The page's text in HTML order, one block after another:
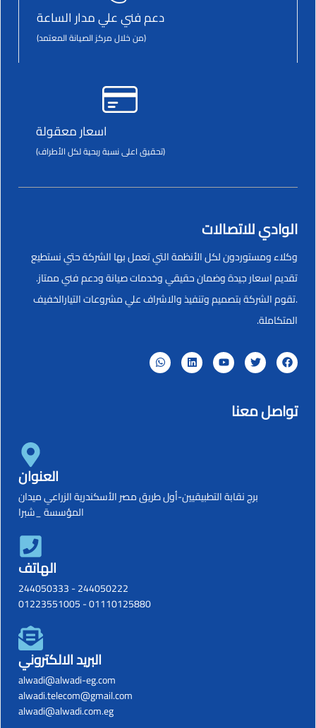
دعم فني علي مدار الساعة
(من خلال مركز الصيانة المعتمد)
اسعار معقولة
(تحقيق اعلى نسبة ربحية لكل الأطراف)
الوادي للاتصالات
وكلاء ومستوردون لكل الأنظمة التي تعمل بها الشركة حتي نستطيع
تقديم اسعار جيدة وضمان حقيقي وخدمات صيانة ودعم فني ممتاز.
.تقوم الشركة بتصميم وتنفيذ والاشراف علي مشروعات التيارالخفيف
المتكاملة.
تواصل معنا
العنوان
برج نقابة التطبيقيين-أول طريق مصر الأسكندرية الزراعي ميدان
المؤسسة _شبرا
الهاتف
244050222
-
244050333
01110125880
-
01223551005
البريد الالكتروني
alwadi@alwadi-eg.com
alwadi.telecom@gmail.com
alwadi@alwadi.com.eg